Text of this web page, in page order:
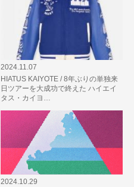
2024.11.07
HIATUS KAIYOTE / 8年ぶりの単独来
日ツアーを大成功で終えた ハイエイ
タス・カイヨ…
2024.10.29